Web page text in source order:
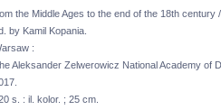
the Middle Ages to the end of the 18th century /
by Kamil Kopania.
:
Aleksander Zelwerowicz National Academy of
s. : il. kolor. ; 25 cm.